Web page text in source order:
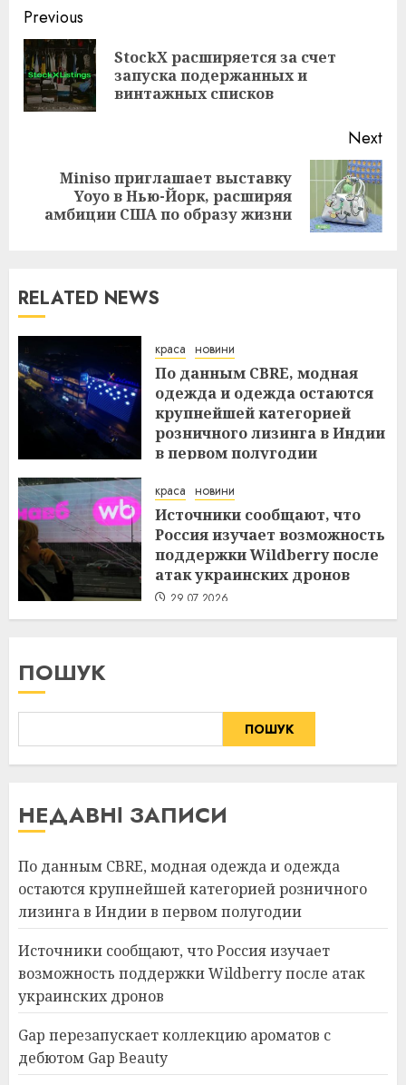
Continue
Reading
Previous
StockX расширяется за счет
запуска подержанных и
винтажных списков
Next
Next
post:
Miniso приглашает выставку
Yoyo в Нью-Йорк, расширяя
амбиции США по образу жизни
RELATED NEWS
краса новини
По данным CBRE, модная
одежда и одежда остаются
крупнейшей категорией
розничного лизинга в Индии
в первом полугодии
краса новини
Источники сообщают, что
Россия изучает возможность
поддержки Wildberry после
атак украинских дронов
29.07.2026
ПОШУК
ПОШУК
НЕДАВНІ ЗАПИСИ
По данным CBRE, модная одежда и одежда
остаются крупнейшей категорией розничного
лизинга в Индии в первом полугодии
Источники сообщают, что Россия изучает
возможность поддержки Wildberry после атак
украинских дронов
Gap перезапускает коллекцию ароматов с
дебютом Gap Beauty